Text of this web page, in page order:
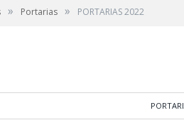
» Portarias » PORTARIAS 2022